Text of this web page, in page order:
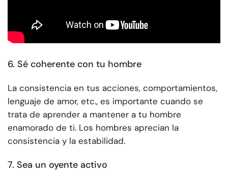
6. Sé coherente con tu hombre
La consistencia en tus acciones, comportamientos,
lenguaje de amor, etc., es importante cuando se
trata de aprender a mantener a tu hombre
enamorado de ti. Los hombres aprecian la
consistencia y la estabilidad.
7. Sea un oyente activo